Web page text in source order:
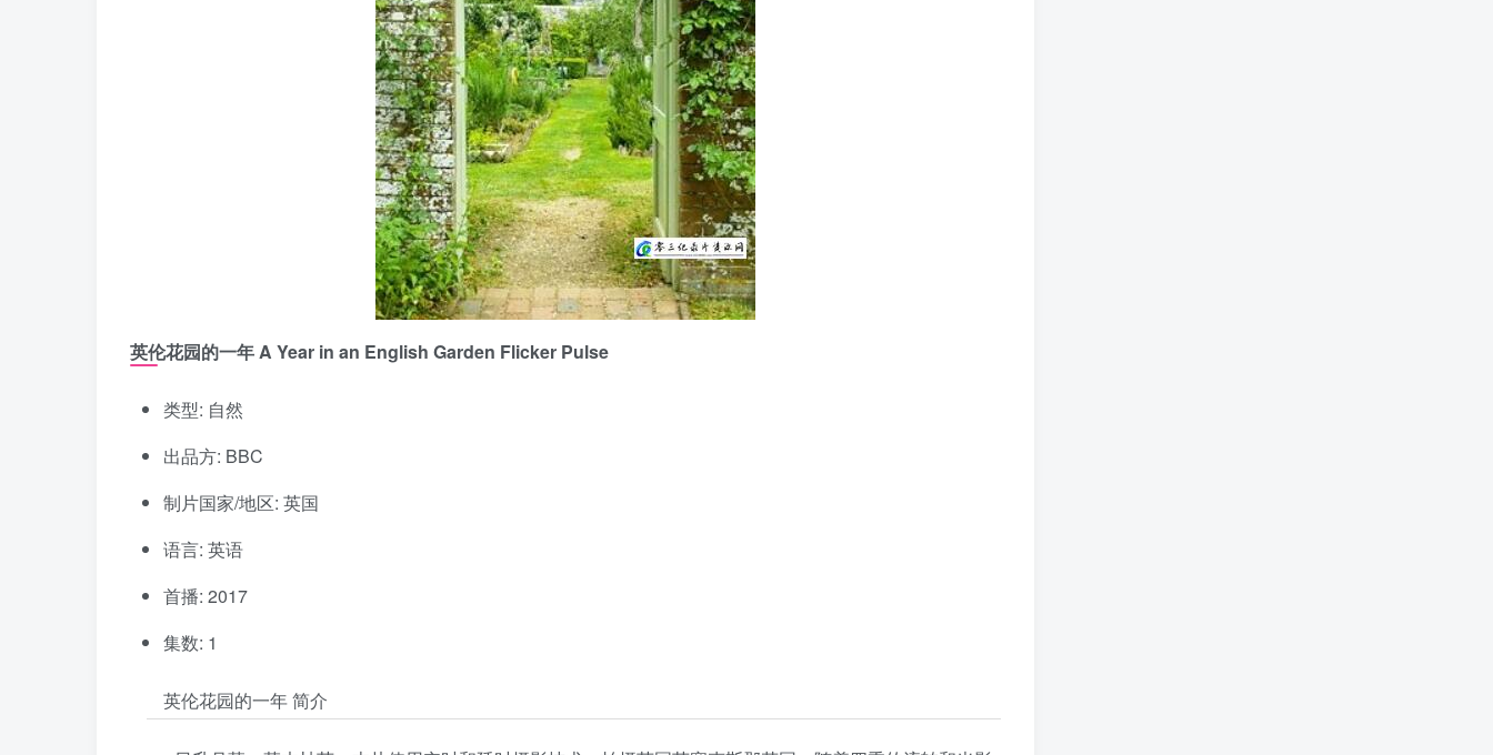
英伦花园的一年 A Year in an English Garden Flicker Pulse
类型: 自然
出品方: BBC
制片国家/地区: 英国
语言: 英语
首播: 2017
集数: 1
英伦花园的一年 简介